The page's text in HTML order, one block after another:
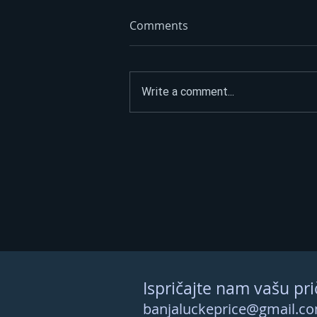
Comments
Write a comment...
Ispričajte nam vašu